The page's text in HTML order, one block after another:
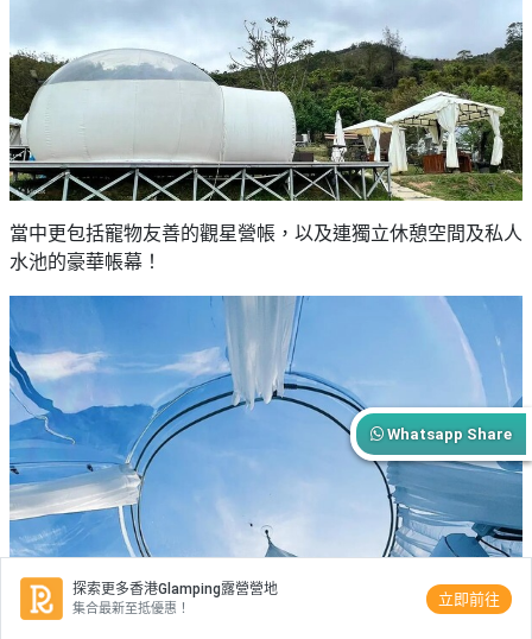
Whatsapp Share
探索更多香港Glamping露營營地
集合最新至抵優惠！
立即前往
當中更包括寵物友善的觀星營帳，以及連獨立休憩空間及私人
水池的豪華帳幕！